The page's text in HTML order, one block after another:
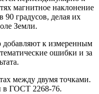
магнитное наклонение
90 градусов, делая их
Земли.
к измеренным
ошибки и за
между двумя точками.
в ГОСТ 2268-76.